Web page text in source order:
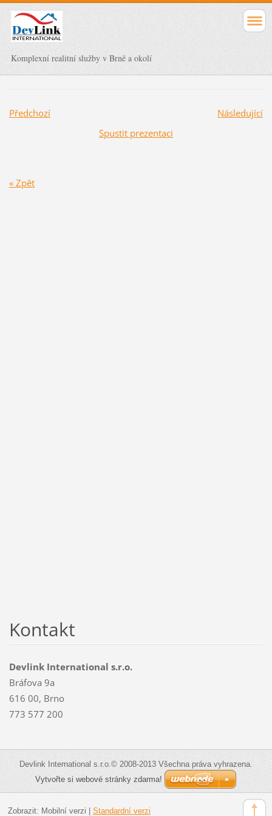
Komplexní realitní služby v Brně a okolí
Předchozí
Následující
Spustit prezentaci
« Zpět
Kontakt
Devlink International s.r.o.
Bráfova 9a
616 00, Brno
773 577 200
Devlink International s.r.o.© 2008-2013 Všechna práva vyhrazena.
Vytvořte si webové stránky zdarma!
Zobrazit: Mobilní verzi Standardní verzi